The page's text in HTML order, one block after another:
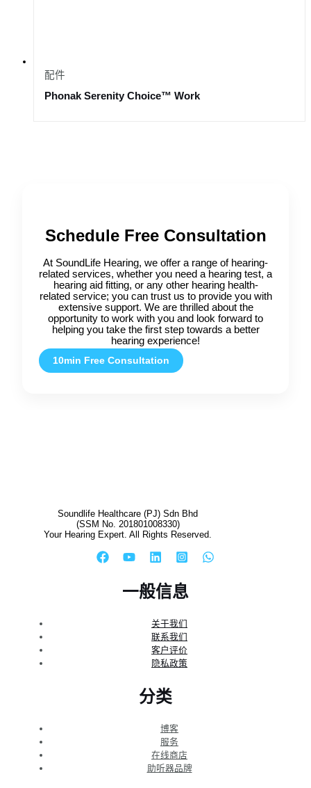
配件
Phonak Serenity Choice™ Work
Schedule Free Consultation
At SoundLife Hearing, we offer a range of hearing-
related services, whether you need a hearing test, a
hearing aid fitting, or any other hearing health-
related service; you can trust us to provide you with
extensive support. We are thrilled about the
opportunity to work with you and look forward to
helping you take the first step towards a better
hearing experience!
10min Free Consultation
Soundlife Healthcare (PJ) Sdn Bhd
(SSM No. 201801008330)
Your Hearing Expert. All Rights Reserved.
一般信息
关于我们
联系我们
客户评价
隐私政策
分类
博客
服务
在线商店
助听器品牌